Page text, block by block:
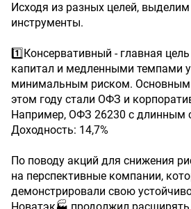
Исходя из разных целей,
инструменты.
1️⃣Консервативный - главная
капитал и медленными темпами
минимальным риском. Основным
этом году стали ОФЗ и
Например, ОФЗ 26230 с длинным
Доходность: 14,7%
По поводу акций для снижения
на перспективные компании,
демонстрировали свою